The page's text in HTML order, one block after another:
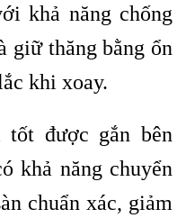
khả năng chống
giữ thăng bằng ổn
khi xoay.
được gắn bên
khả năng chuyển
chuẩn xác, giảm